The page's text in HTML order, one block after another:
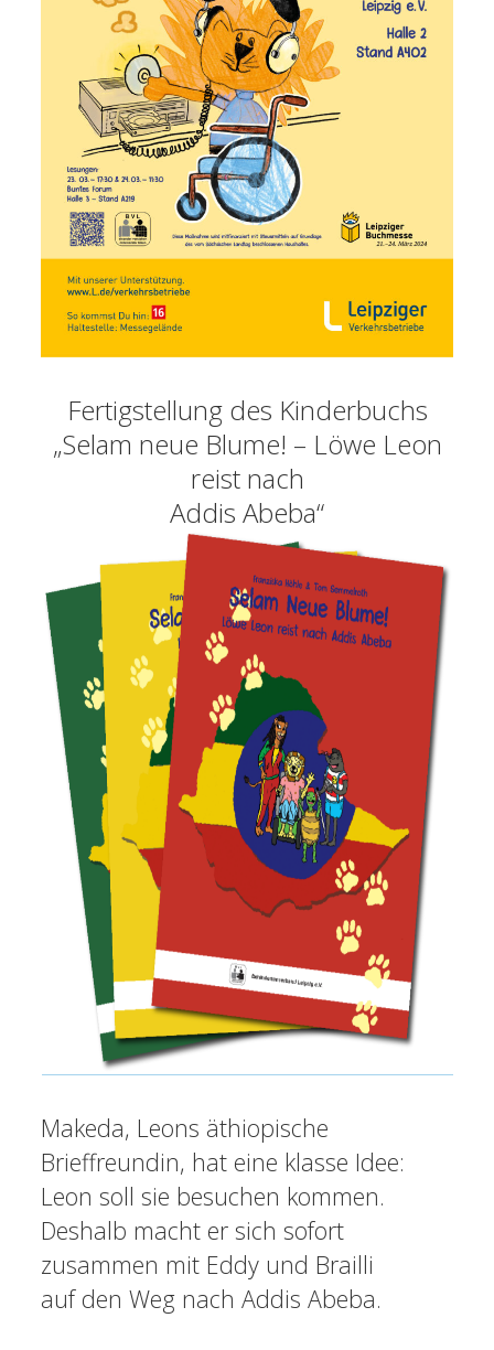
Fertigstellung des Kinderbuchs
„Selam neue Blume! – Löwe Leon
reist nach
Addis Abeba“
Makeda, Leons äthiopische
Brieffreundin, hat eine klasse Idee:
Leon soll sie besuchen kommen.
Deshalb macht er sich sofort
zusammen mit Eddy und Brailli
auf den Weg nach Addis Abeba.